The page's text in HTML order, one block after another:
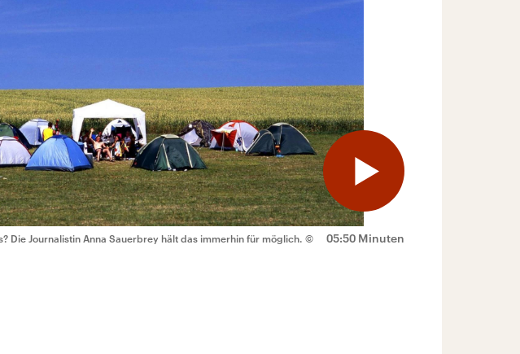
05:50 Minuten
Die Journalistin Anna Sauerbrey hält das immerhin für möglich. ©